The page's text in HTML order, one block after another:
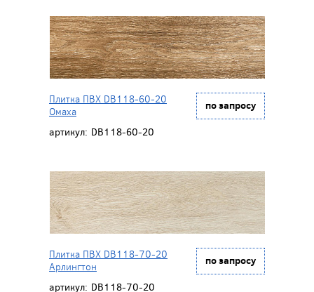
Плитка ПВХ DB118-60-20
Омаха
по запросу
артикул: DB118-60-20
Плитка ПВХ DB118-70-20
Арлингтон
по запросу
артикул: DB118-70-20